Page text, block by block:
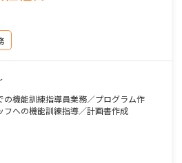
の機能訓練指導員業務／プログラム作
フへの機能訓練指導／計画書作成